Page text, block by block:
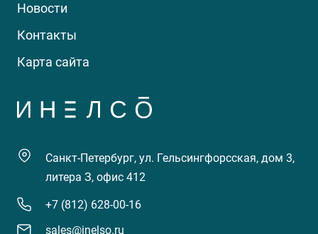
Новости
Контакты
Карта сайта
Санкт-Петербург, ул. Гельсингфорсская, дом 3,
литера З, офис 412
+7 (812) 628-00-16
sales@inelso.ru